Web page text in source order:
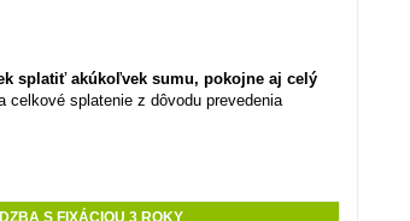
splatiť akúkoľvek sumu, pokojne aj celý
celkové splatenie z dôvodu prevedenia